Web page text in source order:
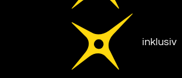
inklusiv